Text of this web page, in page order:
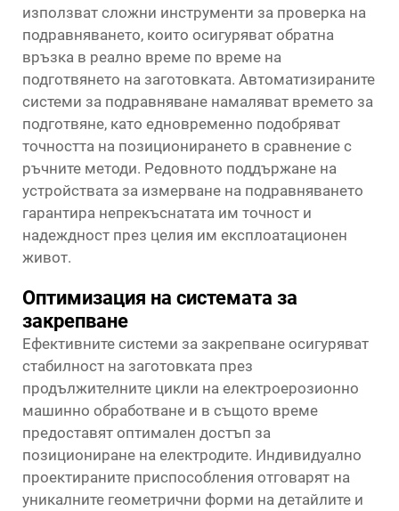
използват сложни инструменти за проверка на
подравняването, които осигуряват обратна
връзка в реално време по време на
подготвянето на заготовката. Автоматизираните
системи за подравняване намаляват времето за
подготвяне, като едновременно подобряват
точността на позиционирането в сравнение с
ръчните методи. Редовното поддържане на
устройствата за измерване на подравняването
гарантира непрекъснатата им точност и
надеждност през целия им експлоатационен
живот.
Оптимизация на системата за
закрепване
Ефективните системи за закрепване осигуряват
стабилност на заготовката през
продължителните цикли на електроерозионно
машинно обработване и в същото време
предоставят оптимален достъп за
позициониране на електродите. Индивидуално
проектираните приспособления отговарят на
уникалните геометрични форми на детайлите и